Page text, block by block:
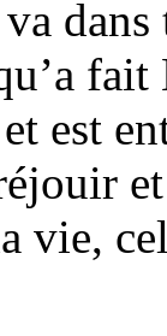
est
vie,